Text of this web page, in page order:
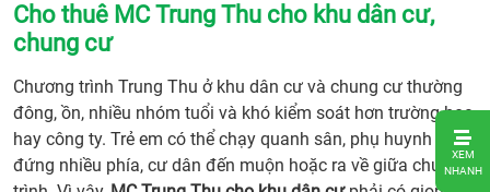
XEM
NHANH
1.
Khi
Cho thuê MC Trung Thu cho khu dân cư,
chung cư
Chương trình Trung Thu ở khu dân cư và chung cư thường
đông, ồn, nhiều nhóm tuổi và khó kiểm soát hơn trường học
hay công ty. Trẻ em có thể chạy quanh sân, phụ huynh
đứng nhiều phía, cư dân đến muộn hoặc ra về giữa chương